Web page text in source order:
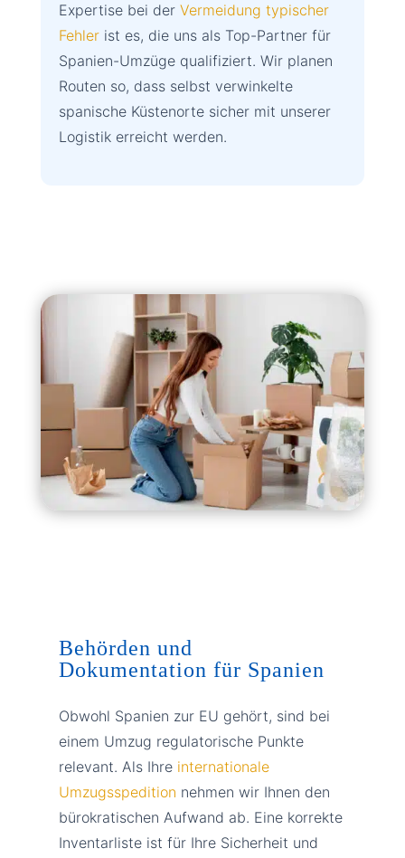
Expertise bei der Vermeidung typischer
Fehlerist es, die uns als Top-Partner für
Spanien-Umzüge qualifiziert. Wir planen
Routen so, dass selbst verwinkelte
spanische Küstenorte sicher mit unserer
Logistik erreicht werden.
Behörden und
Dokumentation für Spanien
Obwohl Spanien zur EU gehört, sind bei
einem Umzug regulatorische Punkte
relevant. Als Ihre internationale
Umzugsspedition nehmen wir Ihnen den
bürokratischen Aufwand ab. Eine korrekte
Inventarliste ist für Ihre Sicherheit und